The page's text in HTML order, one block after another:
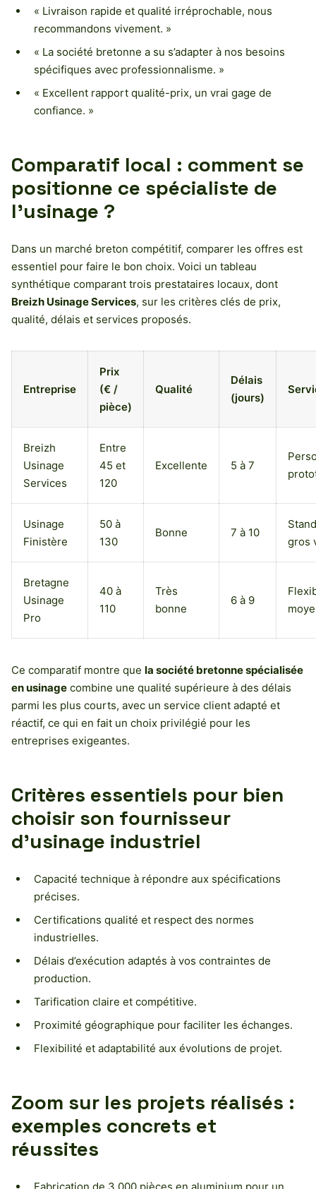
« Livraison rapide et qualité irréprochable, nous
recommandons vivement. »
« La société bretonne a su s’adapter à nos besoins
spécifiques avec professionnalisme. »
« Excellent rapport qualité-prix, un vrai gage de
confiance. »
Comparatif local : comment se
positionne ce spécialiste de
l’usinage ?
Dans un marché breton compétitif, comparer les offres est
essentiel pour faire le bon choix. Voici un tableau
synthétique comparant trois prestataires locaux, dont
Breizh Usinage Services, sur les critères clés de prix,
qualité, délais et services proposés.
Entreprise
Prix
(€ /
pièce)
Qualité
Délais
(jours)
Breizh
Usinage
Services
Entre
45 et
120
Excellente 5 à 7
Usinage
Finistère
50 à
130
Bonne 7 à 10
gros
Bretagne
Usinage
Pro
40 à
110
Très
bonne
6 à 9
Ce comparatif montre que la société bretonne spécialisée
en usinage combine une qualité supérieure à des délais
parmi les plus courts, avec un service client adapté et
réactif, ce qui en fait un choix privilégié pour les
entreprises exigeantes.
Critères essentiels pour bien
choisir son fournisseur
d’usinage industriel
Capacité technique à répondre aux spécifications
précises.
Certifications qualité et respect des normes
industrielles.
Délais d’exécution adaptés à vos contraintes de
production.
Tarification claire et compétitive.
Proximité géographique pour faciliter les échanges.
Flexibilité et adaptabilité aux évolutions de projet.
Zoom sur les projets réalisés :
exemples concrets et
réussites